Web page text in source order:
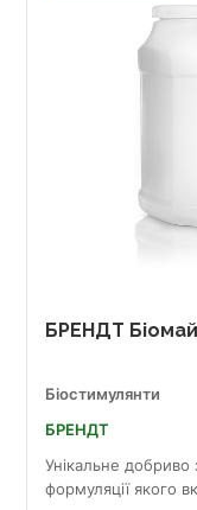
БРЕНДТ
Біостимулянти
БРЕНДТ
Унікальне
формуляції якого